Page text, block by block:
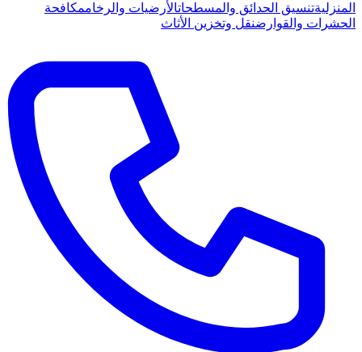
المنزليةتنسيق الحدائق والمسطحاتالأرضيات والرخاممكافحة
الحشرات والقوارضنقل وتخزين الأثاث